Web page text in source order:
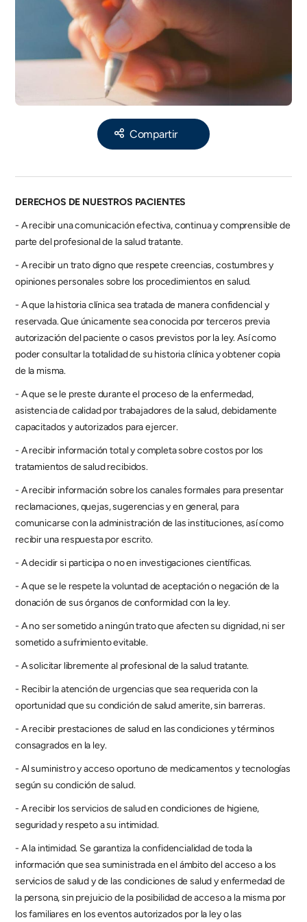
DERECHOS DE NUESTROS PACIENTES
- A recibir una comunicación efectiva, continua y comprensible de
parte del profesional de la salud tratante.
- A recibir un trato digno que respete creencias, costumbres y
opiniones personales sobre los procedimientos en salud.
- A que la historia clínica sea tratada de manera confidencial y
reservada. Que únicamente sea conocida por terceros previa
autorización del paciente o casos previstos por la ley. Así como
poder consultar la totalidad de su historia clínica y obtener copia
de la misma.
- A que se le preste durante el proceso de la enfermedad,
asistencia de calidad por trabajadores de la salud, debidamente
capacitados y autorizados para ejercer.
- A recibir información total y completa sobre costos por los
tratamientos de salud recibidos.
- A recibir información sobre los canales formales para presentar
reclamaciones, quejas, sugerencias y en general, para
comunicarse con la administración de las instituciones, así como
recibir una respuesta por escrito.
- A decidir si participa o no en investigaciones científicas.
- A que se le respete la voluntad de aceptación o negación de la
donación de sus órganos de conformidad con la ley.
- A no ser sometido a ningún trato que afecten su dignidad, ni ser
sometido a sufrimiento evitable.
- A solicitar libremente al profesional de la salud tratante.
- Recibir la atención de urgencias que sea requerida con la
oportunidad que su condición de salud amerite, sin barreras.
- A recibir prestaciones de salud en las condiciones y términos
consagrados en la ley.
- Al suministro y acceso oportuno de medicamentos y tecnologías
según su condición de salud.
- A recibir los servicios de salud en condiciones de higiene,
seguridad y respeto a su intimidad.
- A la intimidad. Se garantiza la confidencialidad de toda la
información que sea suministrada en el ámbito del acceso a los
servicios de salud y de las condiciones de salud y enfermedad de
la persona, sin prejuicio de la posibilidad de acceso a la misma por
los familiares en los eventos autorizados por la ley o las